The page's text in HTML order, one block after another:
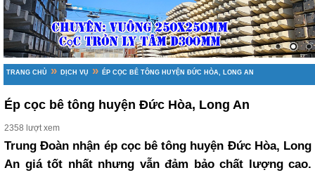
TRANG CHỦ » DỊCH VỤ » ÉP CỌC BÊ TÔNG HUYỆN ĐỨC HÒA, LONG AN
Ép cọc bê tông huyện Đức Hòa, Long An
2358 lượt xem
Trung Đoàn nhận ép cọc bê tông huyện Đức Hòa, Long
An giá tốt nhất nhưng vẫn đảm bảo chất lượng cao.